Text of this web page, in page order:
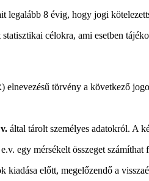
legalább 8 évig, hogy jogi
célokra, ami esetben
törvény a következő
által tárolt személyes adatokról. A
egy mérsékelt összeget
kiadása előtt, megelőzendő a